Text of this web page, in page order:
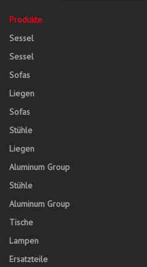
Produkte
Sessel
Sessel
Sofas
Liegen
Sofas
Stühle
Liegen
Aluminum Group
Stühle
Aluminum Group
Tische
Lampen
Ersatzteile